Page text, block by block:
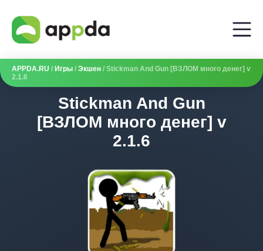
APPDA.RU / Игры / Экшен / Stickman And Gun [ВЗЛОМ много денег] v
2.1.6
Stickman And Gun
[ВЗЛОМ много денег] v
2.1.6